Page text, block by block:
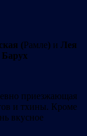
(Рамле) и Лея
Барух
приезжающая
и тхины. Кроме
вкусное